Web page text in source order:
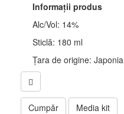
Informații produs
Alc/Vol: 14%
Sticlă: 180 ml
Țara de origine: Japonia
Cumpăr Media kit